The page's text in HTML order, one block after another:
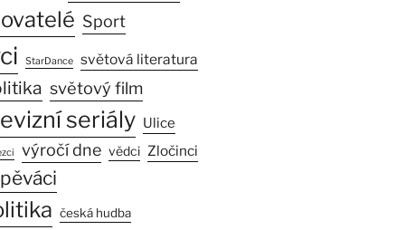
Sport
StarDance světová literatura
světový film
seriály Ulice
výročí dne vědci Zločinci
česká hudba